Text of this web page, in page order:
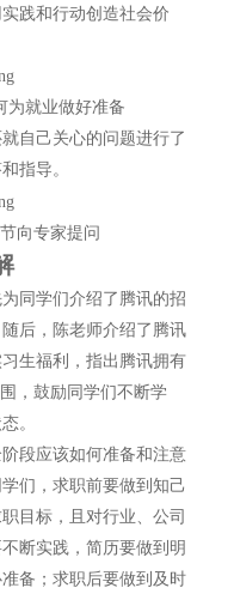
践和行动创造社会价
为就业做好准备
自己关心的问题进行了
指导。
向专家提问
同学们介绍了腾讯的招
后，陈老师介绍了腾讯
生福利，指出腾讯拥有
，鼓励同学们不断学
。
段应该如何准备和注意
们，求职前要做到知己
目标，且对行业、公司
断实践，简历要做到明
备；求职后要做到及时